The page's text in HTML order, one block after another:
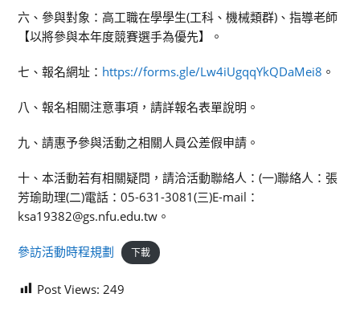
六、參與對象：高工職在學學生(工科、機械類群)、指導老師
【以將參與本年度競賽選手為優先】。
七、報名網址： https://forms.gle/Lw4iUgqqYkQDaMei8 。
八、報名相關注意事項，請詳報名表單說明。
九、請惠予參與活動之相關人員公差假申請。
十、本活動若有相關疑問，請洽活動聯絡人：(一)聯絡人：張
芳瑜助理(二)電話：05-631-3081(三)E-mail：
ksa19382@gs.nfu.edu.tw。
參訪活動時程規劃 下載
Post Views: 249